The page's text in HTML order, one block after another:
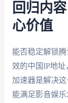
回归内
心价值
能否稳定解锁
效的中国IP地
加速器是解决
能满足影音娱乐